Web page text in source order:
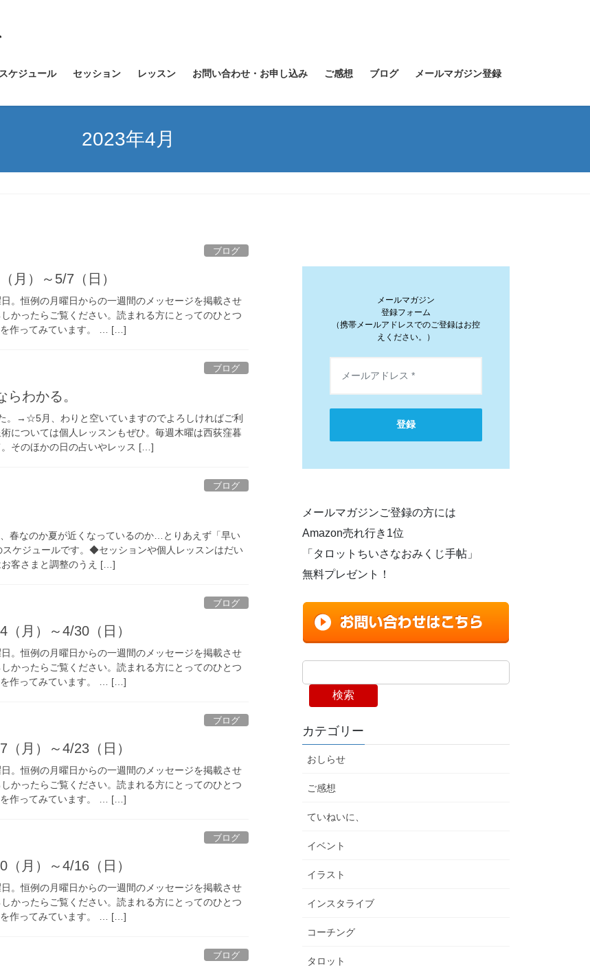
スケジュール セッション レッスン お問い合わせ・お申し込み ご感想 ブログ メールマガジン登録
2023年4月
ブログ
月）～5/7（日）
。恒例の月曜日からの一週間のメッセージを掲載させ
かったらご覧ください。読まれる方にとってのひとつ
作ってみています。 … […]
ブログ
わかる。
。→☆5月、わりと空いていますのでよろしければご利
については個人レッスンもぜひ。毎週木曜は西荻窪暮
そのほかの日の占いやレッス […]
ブログ
春なのか夏が近くなっているのか…とりあえず「早い
ケジュールです。◆セッションや個人レッスンはだい
客さまと調整のうえ […]
ブログ
月）～4/30（日）
。恒例の月曜日からの一週間のメッセージを掲載させ
かったらご覧ください。読まれる方にとってのひとつ
作ってみています。 … […]
ブログ
月）～4/23（日）
。恒例の月曜日からの一週間のメッセージを掲載させ
かったらご覧ください。読まれる方にとってのひとつ
作ってみています。 … […]
ブログ
月）～4/16（日）
。恒例の月曜日からの一週間のメッセージを掲載させ
かったらご覧ください。読まれる方にとってのひとつ
作ってみています。 … […]
ブログ
メールマガジン
登録フォーム
（携帯メールアドレスでのご登録はお控
えください。）
登録
メールマガジンご登録の方には
Amazon売れ行き1位
「タロットちいさなおみくじ手帖」
無料プレゼント！
検索
カテゴリー
おしらせ
ご感想
ていねいに、
イベント
イラスト
インスタライブ
コーチング
タロット